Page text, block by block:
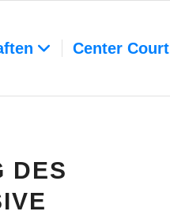
Center Court
DES